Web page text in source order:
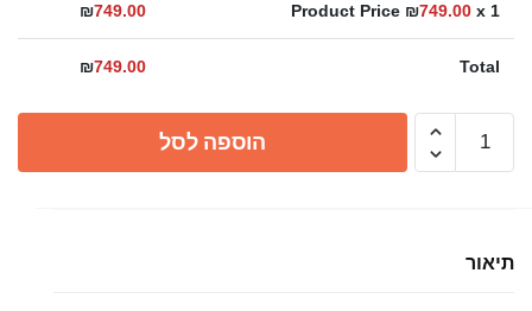
Product Price ₪749.00 x 1
₪749.00
Total
₪749.00
בעל
הוספה לסל
תיאור